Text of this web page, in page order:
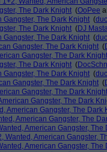
The Dark Knight (OoPee
Gangster, The Dark Knight (
The Dark Knight (DJ
Gangster, The Dark Knight (
Gangster, The Dark Knight (
Gangster, The Dark Knight
The Dark Knight (
Gangster, The Dark Knight (
Gangster, The Dark Knight (
Gangster, The Dark Knight
Gangster, The Dark
American Gangster, The Dark
American Gangster, The
American Gangster, The
Wanted, American Gangster,
American Gangster, The